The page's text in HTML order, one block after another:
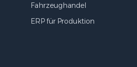
Fahrzeughandel
ERP für Produktion